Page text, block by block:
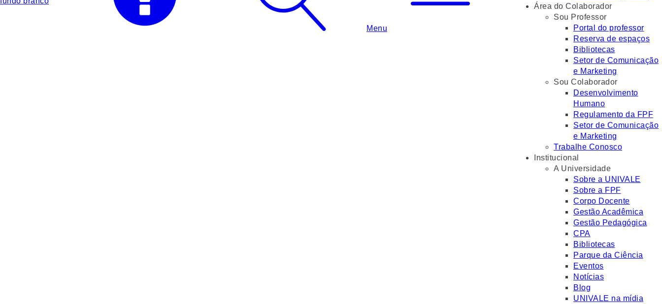
Menu
Área do Colaborador
Sou Professor
Portal do professor
Reserva de espaços
Bibliotecas
Setor de Comunicação
e Marketing
Sou Colaborador
Desenvolvimento
Humano
Regulamento da FPF
Setor de Comunicação
e Marketing
Trabalhe Conosco
Institucional
A Universidade
Sobre a UNIVALE
Sobre a FPF
Corpo Docente
Gestão Acadêmica
Gestão Pedagógica
CPA
Bibliotecas
Parque da Ciência
Eventos
Notícias
Blog
UNIVALE na mídia